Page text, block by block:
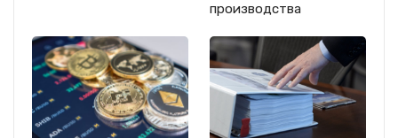
производства